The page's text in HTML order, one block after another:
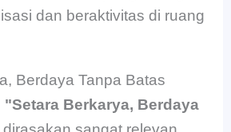
dan beraktivitas di ruang
Berdaya Tanpa Batas
"Setara Berkarya, Berdaya